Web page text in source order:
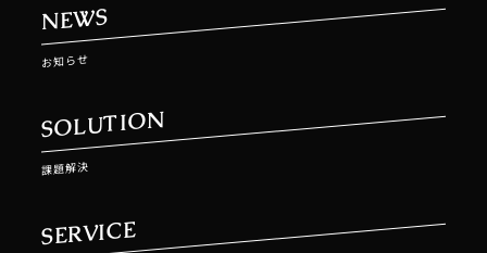
NEWS
お知らせ
SOLUTION
課題解決
SERVICE